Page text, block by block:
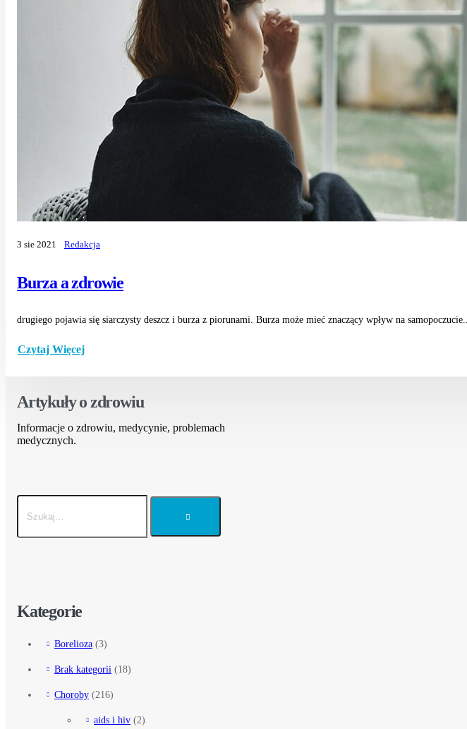
Burza a zdrowie
3 sie 2021 Redakcja
drugiego pojawia się siarczysty deszcz i burza z piorunami. Burza może mieć znaczący wpływ na samopoczucie...
Czytaj Więcej
Artykuły o zdrowiu
Informacje o zdrowiu, medycynie, problemach
medycznych.
Kategorie
Borelioza (3)
Brak kategorii (18)
Choroby (216)
aids i hiv (2)